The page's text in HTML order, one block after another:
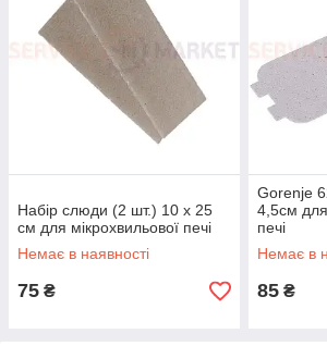
Набір слюди (2 шт.) 10 x 25
см для мікрохвильової печі
Немає в наявності
75 ₴
Gorenje
4,5см для
печі
Немає в
85 ₴